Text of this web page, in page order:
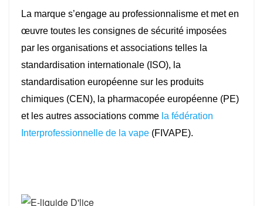
La marque s’engage au professionnalisme et met en
œuvre toutes les consignes de sécurité imposées
par les organisations et associations telles la
standardisation internationale (ISO), la
standardisation européenne sur les produits
chimiques (CEN), la pharmacopée européenne (PE)
et les autres associations comme la fédération
Interprofessionnelle de la vape (FIVAPE).